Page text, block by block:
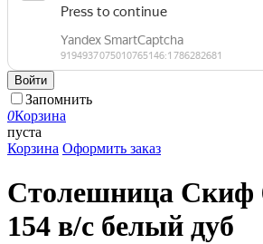
Войти
Запомнить
0Корзина
пуста
Корзина Оформить заказ
Столешница Скиф
154 в/с белый дуб